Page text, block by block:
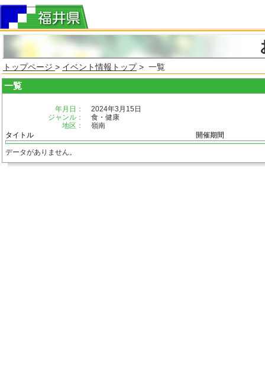
トップページ > イベント情報トップ> 一覧
一覧
年月日：
2024年3月15日
ジャンル：
食・健康
地区：
嶺南
タイトル
開催期間
データがありません。